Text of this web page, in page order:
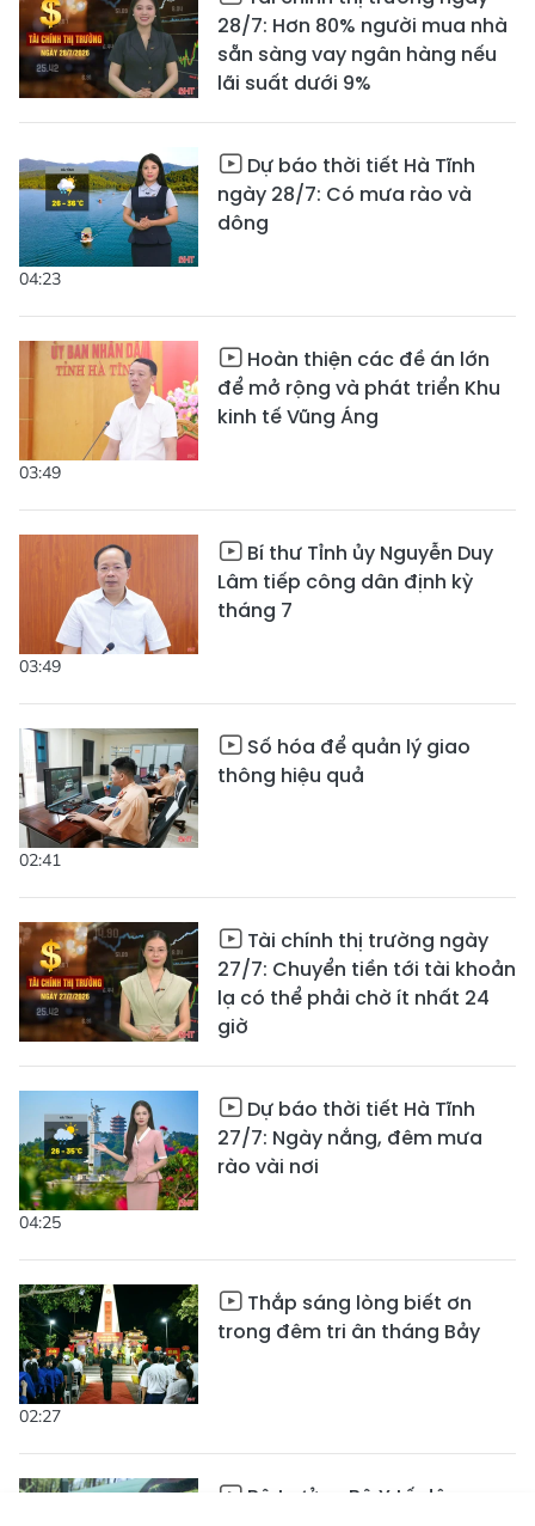
28/7: Hơn 80% người mua nhà
sẵn sàng vay ngân hàng nếu
lãi suất dưới 9%
04:23
Dự báo thời tiết Hà Tĩnh
ngày 28/7: Có mưa rào và
dông
03:49
Hoàn thiện các đề án lớn
để mở rộng và phát triển Khu
kinh tế Vũng Áng
03:49
Bí thư Tỉnh ủy Nguyễn Duy
Lâm tiếp công dân định kỳ
tháng 7
02:41
Số hóa để quản lý giao
thông hiệu quả
Tài chính thị trường ngày
27/7: Chuyển tiền tới tài khoản
lạ có thể phải chờ ít nhất 24
giờ
04:25
Dự báo thời tiết Hà Tĩnh
27/7: Ngày nắng, đêm mưa
rào vài nơi
02:27
Thắp sáng lòng biết ơn
trong đêm tri ân tháng Bảy
Bộ trưởng Bộ Y tế dâng